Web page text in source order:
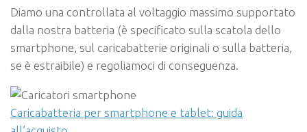
Diamo una controllata al voltaggio massimo supportato
dalla nostra batteria (è specificato sulla scatola dello
smartphone, sul caricabatterie originali o sulla batteria,
se è estraibile) e regoliamoci di conseguenza.
Caricabatteria per smartphone e tablet: guida